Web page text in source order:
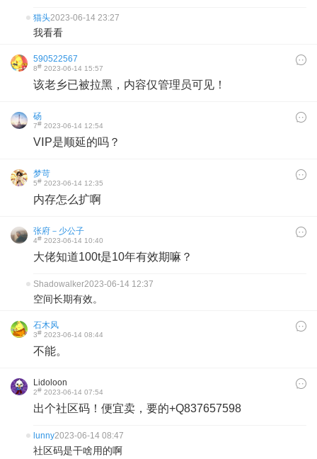
猫头2023-06-14 23:27
我看看
590522567
8# 2023-06-14 15:57
该老乡已被拉黑，内容仅管理员可见！
砀
7# 2023-06-14 12:54
VⅠP是顺延的吗？
梦苛
5# 2023-06-14 12:35
内存怎么扩啊
张府－少公子
4# 2023-06-14 10:40
大佬知道100t是10年有效期嘛？
Shadowalker2023-06-14 12:37
空间长期有效。
石木风
3# 2023-06-14 08:44
不能。
Lidoloon
2# 2023-06-14 07:54
出个社区码！便宜卖，要的+Q837657598
lunny2023-06-14 08:47
社区码是干啥用的啊